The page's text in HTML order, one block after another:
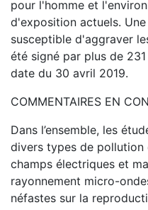
pour l'homme et
d'exposition actuels.
susceptible d'aggraver
été signé par plus de
date du 30 avril 2019.
COMMENTAIRES EN
Dans l’ensemble, les
divers types de pollution
champs électriques et
rayonnement micro-
néfastes sur la